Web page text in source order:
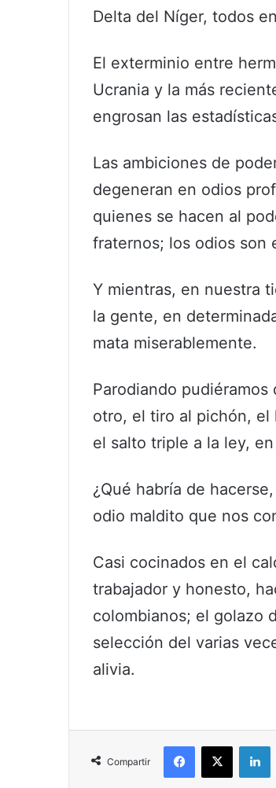
Delta del Níger, todos
El exterminio entre
Ucrania y la más
engrosan las
Las ambiciones de
degeneran en odios
quienes se hacen al
fraternos; los odios son
Y mientras, en nuestra
la gente, en
mata miserablemente.
Parodiando
otro, el tiro al pichón, el
el salto triple a la ley,
¿Qué habría de
odio maldito que nos
Casi cocinados en el
trabajador y honesto,
colombianos; el golazo
selección del varias
alivia.
Compartir
Facebook
X